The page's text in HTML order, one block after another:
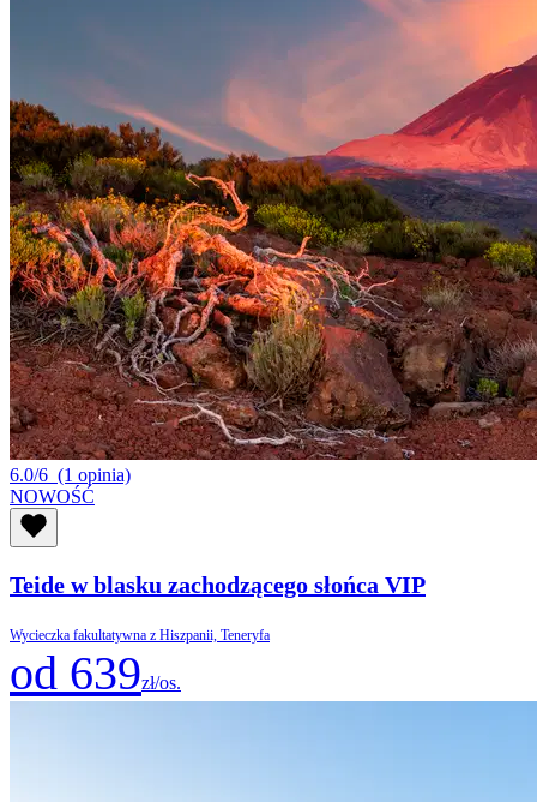
6.0/6 (1 opinia)
NOWOŚĆ
Teide w blasku zachodzącego słońca VIP
Wycieczka fakultatywna z Hiszpanii, Teneryfa
od 639zł/os.